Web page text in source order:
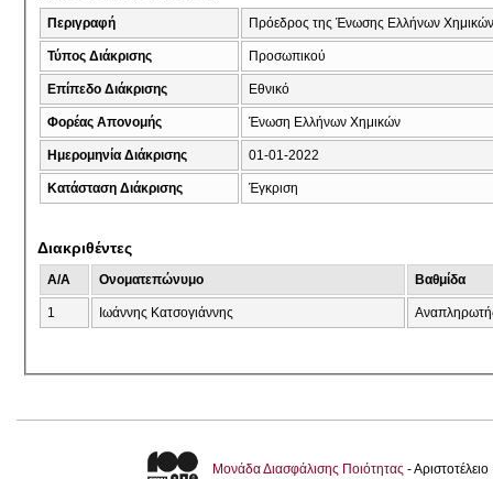
Περιγραφή Πρόεδρος της Ένωσης Ελλήνων
Τύπος Διάκρισης Προσωπικού
Επίπεδο Διάκρισης Εθνικό
Φορέας Απονομής Ένωση Ελλήνων Χημικών
Ημερομηνία Διάκρισης 01-01-2022
Κατάσταση Διάκρισης Έγκριση
Διακριθέντες
A/A Ονοματεπώνυμο Βαθμίδα
1 Ιωάννης Κατσογιάννης
Μονάδα Διασφάλισης Ποιότητας -